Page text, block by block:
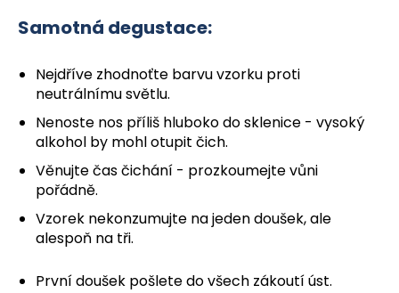
Samotná degustace:
Nejdříve zhodnoťte barvu vzorku proti
neutrálnímu světlu.
Nenoste nos příliš hluboko do sklenice - vysoký
alkohol by mohl otupit čich.
Věnujte čas čichání - prozkoumejte vůni
pořádně.
Vzorek nekonzumujte na jeden doušek, ale
alespoň na tři.
První doušek pošlete do všech zákoutí úst.